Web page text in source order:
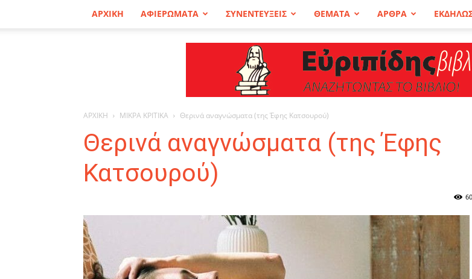
ΑΝΑΓΝΩΣΤΗΣ
ΑΡΧΙΚΗ ΑΦΙΕΡΩΜΑΤΑ ΣΥΝΕΝΤΕΥΞΕΙΣ ΘΕΜΑΤΑ ΑΡΘΡΑ
ΑΡΧΙΚΗ ΜΙΚΡΑ ΚΡΙΤΙΚΑ Θερινά αναγνώσματα (της Έφης Κατσουρού)
Θερινά αναγνώσματα (της Έφης
Κατσουρού)